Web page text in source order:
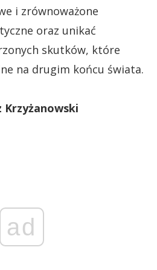
i zrównoważone
oraz unikać
skutków, które
na drugim końcu świata.
Krzyżanowski
ad